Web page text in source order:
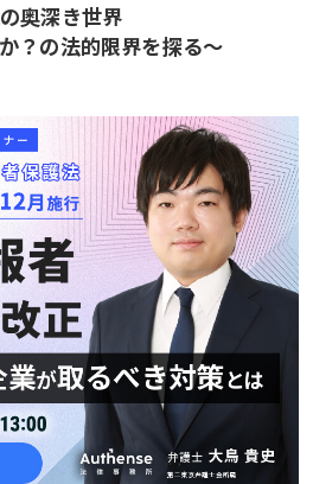
奥深き世界
？の法的限界を探る～